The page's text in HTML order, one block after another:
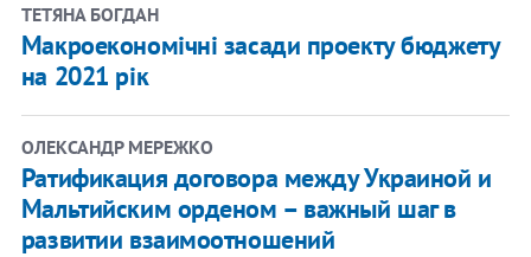
ТЕТЯНА БОГДАН
Макроекономічні засади проекту бюджету
на 2021 рік
ОЛЕКСАНДР МЕРЕЖКО
Ратификация договора между Украиной и
Мальтийским орденом – важный шаг в
развитии взаимоотношений